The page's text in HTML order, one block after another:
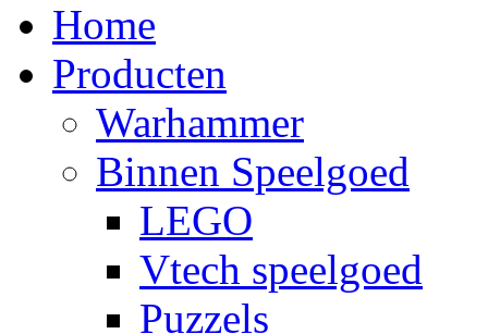
Home
Producten
Warhammer
Binnen Speelgoed
LEGO
Vtech speelgoed
Puzzels